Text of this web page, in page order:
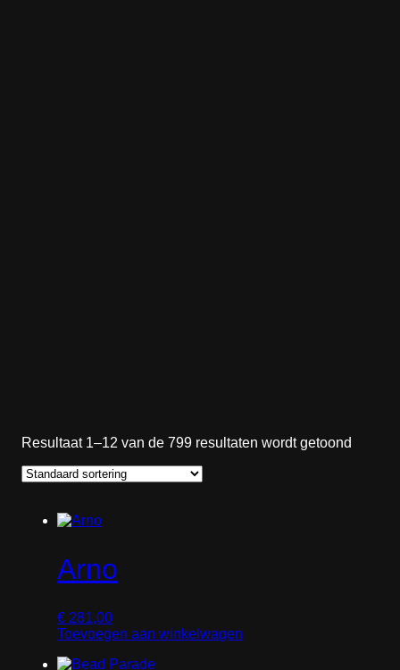
Resultaat 1–12 van de 799 resultaten wordt getoond
Arno
€ 281,00
Toevoegen aan winkelwagen